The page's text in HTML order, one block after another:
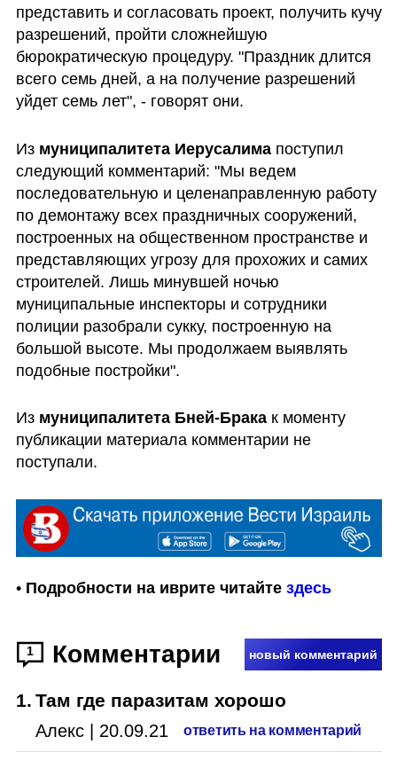
представить и согласовать проект, получить кучу
разрешений, пройти сложнейшую
бюрократическую процедуру. "Праздник длится
всего семь дней, а на получение разрешений
уйдет семь лет", - говорят они.
Из муниципалитета Иерусалима поступил
следующий комментарий: "Мы ведем
последовательную и целенаправленную работу
по демонтажу всех праздничных сооружений,
построенных на общественном пространстве и
представляющих угрозу для прохожих и самих
строителей. Лишь минувшей ночью
муниципальные инспекторы и сотрудники
полиции разобрали сукку, построенную на
большой высоте. Мы продолжаем выявлять
подобные постройки".
Из муниципалитета Бней-Брака к моменту
публикации материала комментарии не
поступали.
• Подробности на иврите читайте здесь
1 Комментарии новый комментарий
1. Там где паразитам хорошо
Алекс 20.09.21 ответить на комментарий